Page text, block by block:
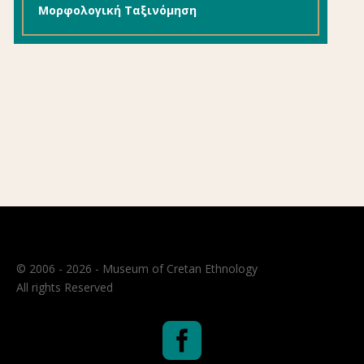
Μορφολογική Ταξινόμηση
© 2006 - 2026 - Museum of Cretan Ethnology
All rights Reserved
